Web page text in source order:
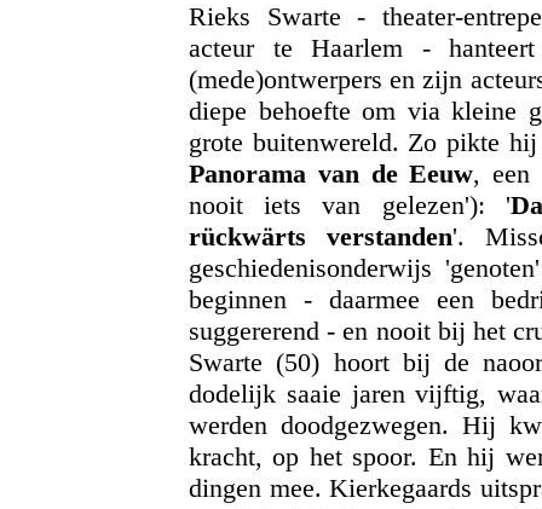
Rieks Swarte - theater-
acteur te Haarlem -
(mede)ontwerpers en zijn
diepe behoefte om via kleine
grote buitenwereld. Zo pikte
Panorama van de Eeuw, een
nooit iets van gelezen'): '
rückwärts verstanden'.
geschiedenisonderwijs
beginnen - daarmee een
suggererend - en nooit bij het
Swarte (50) hoort bij de
dodelijk saaie jaren vijftig,
werden doodgezwegen. Hij
kracht, op het spoor. En hij
dingen mee. Kierkegaards